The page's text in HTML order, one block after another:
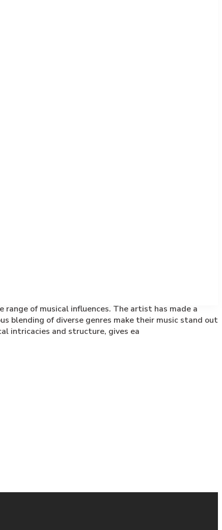
of musical influences. The artist has made a
blending of diverse genres make their music stand out
intricacies and structure, gives ea